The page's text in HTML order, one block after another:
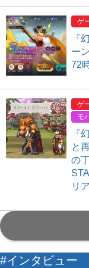
ゲ
『
ー
72
ゲ
モ
『
と
の
リ
#インタビュー